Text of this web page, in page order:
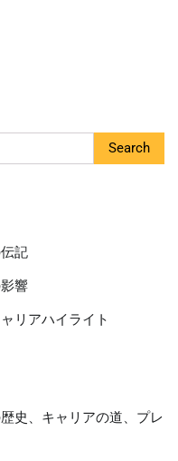
記
響
リアハイライト
史、キャリアの道、プレ